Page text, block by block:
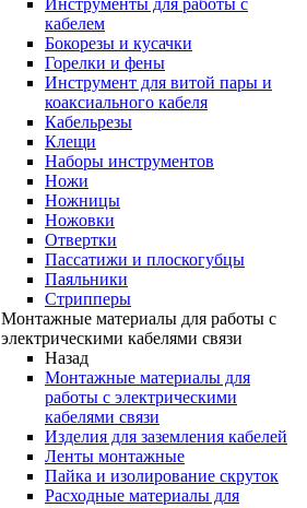
Инструменты для работы с
кабелем
Бокорезы и кусачки
Горелки и фены
Инструмент для витой пары и
коаксиального кабеля
Кабельрезы
Клещи
Наборы инструментов
Ножи
Ножницы
Ножовки
Отвертки
Пассатижи и плоскогубцы
Паяльники
Стрипперы
Монтажные материалы для работы с
электрическими кабелями связи
Назад
Монтажные материалы для
работы с электрическими
кабелями связи
Изделия для заземления кабелей
Ленты монтажные
Пайка и изолирование скруток
Расходные материалы для